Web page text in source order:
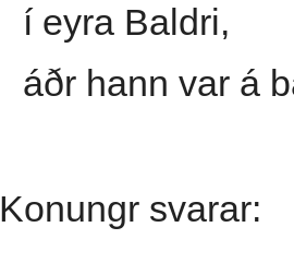
í eyra Baldri,
áðr hann var á
Konungr svarar: